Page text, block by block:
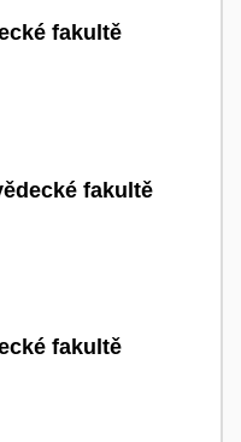
fakultě
fakultě
fakultě